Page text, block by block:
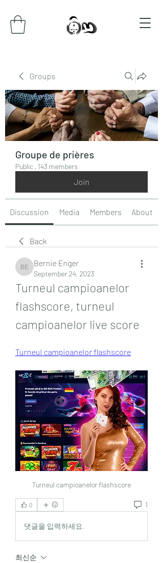
Groups
Groupe de prières
Public · 143 members
Join
Discussion Media Members About
Back
Bernie Enger
Bernie Enger
September 24, 2023
Turneul campioanelor
flashscore, turneul
campioanelor live score
Turneul campioanelor flashscore
Turneul campioanelor flashscore
0 1
댓글을 입력하세요.
최신순